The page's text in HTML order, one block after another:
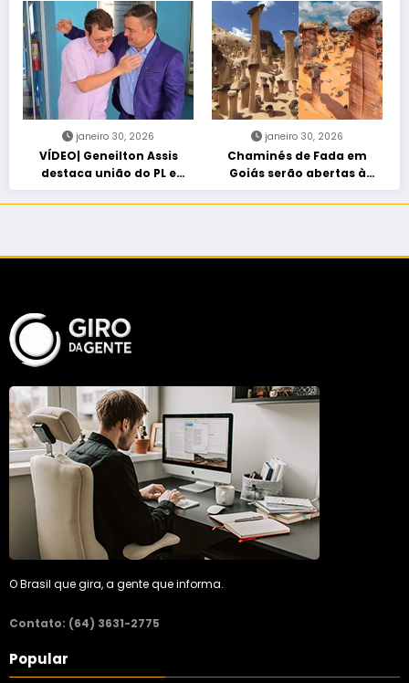
entra em protocolo de
morte encefálica
“Acorda Brasil” em Goiânia
janeiro 30, 2026
VÍDEO| Geneilton Assis
destaca união do PL e
consolidação de apoio a
Maycon Tombini em Jataí
janeiro 30, 2026
Chaminés de Fada em
Goiás serão abertas à
visitação controlada
O Brasil que gira, a gente que informa.
Contato: (64) 3631-2775
Popular